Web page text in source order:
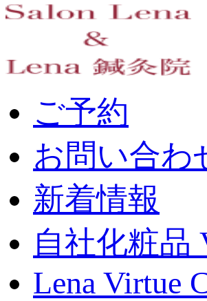
ご予約
お問い合わ
新着情報
自社化粧品
Lena Virtue